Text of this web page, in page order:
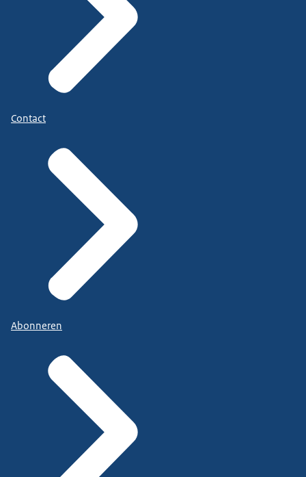
Contact
Abonneren